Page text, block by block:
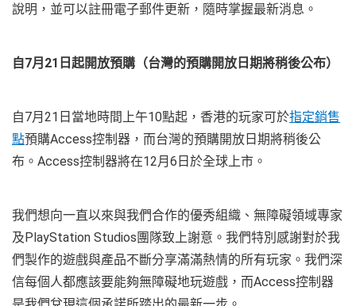
說明，並可以註冊電子郵件更新，隨時掌握最新消息。
自7月21 日起開放預購（台灣的預購開放日期將稍後公布）
自7月21日當地時間上午10點起，香港的玩家可於指定銷售
點預購Access控制器，而台灣的預購開放日期將稍後公
布。Access控制器將在12月6日於全球上市。
我們想向一直以來與我們合作的優秀組織、無障礙領域專家
及PlayStation Studios團隊致上謝意。我們特別感謝對於我
們製作的遊戲與產品不斷分享滿滿熱情的所有玩家。我們深
信每個人都應該要能夠無障礙地玩遊戲，而Access控制器